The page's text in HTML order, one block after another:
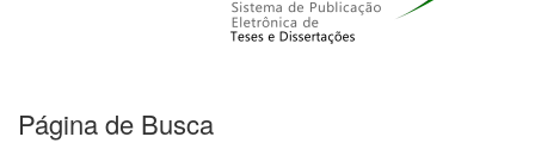
Página de Busca